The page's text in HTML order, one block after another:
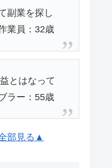
副業を探し
業員：32歳
とはなって
ラー：55歳
部見る▲